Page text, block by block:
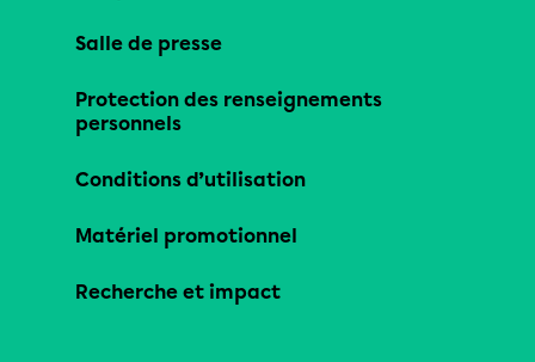
Salle de presse
Protection des renseignements
personnels
Conditions d’utilisation
Matériel promotionnel
Recherche et impact